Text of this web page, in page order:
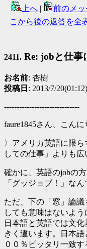
上へ | 前のメ
こから後の返答を全
2411. Re: jobと仕事
お名前: 杏樹
投稿日 : 2013/7/20(01:12)
------------------------------
faure1845さん、こんに
〉アメリカ英語に限
しての仕事」よりも
確かに、英語のjobの
「グッジョブ！」な
ただ、下の「窓」論
しても意味はないよう
日本語と英語では文
きく違います。日本語
００％ピッタリ一致